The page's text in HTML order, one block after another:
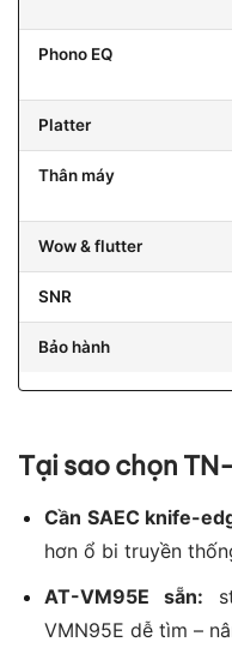
Phono EQ
Platter
Thân máy
Wow & flutter
SNR
Bảo hành
Tại sao chọn
Cần SAEC knife-
hơn ổ bi truyền
AT-VM95E sẵn:
VMN95E dễ tìm –